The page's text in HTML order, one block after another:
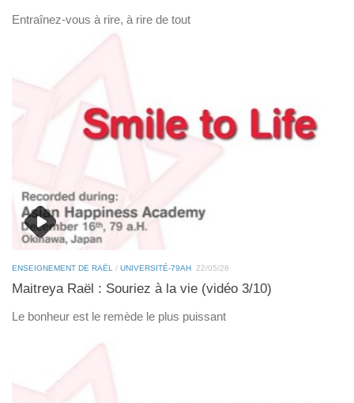
Entraînez-vous à rire, à rire de tout
ENSEIGNEMENT DE RAËL / UNIVERSITÉ-79AH 22/05/26
Maitreya Raël : Souriez à la vie (vidéo 3/10)
Le bonheur est le remède le plus puissant